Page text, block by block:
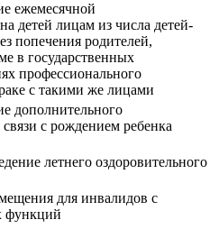
ежемесячной
детей лицам из числа детей-
попечения родителей,
в государственных
профессионального
с такими же лицами
дополнительного
с рождением ребенка
летнего оздоровительного
для инвалидов с
функций